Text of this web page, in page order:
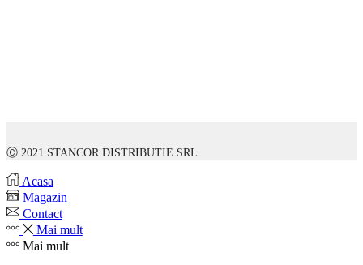
Ⓒ 2021 STANCOR DISTRIBUTIE SRL
Acasa
Magazin
Contact
Mai mult
Mai mult